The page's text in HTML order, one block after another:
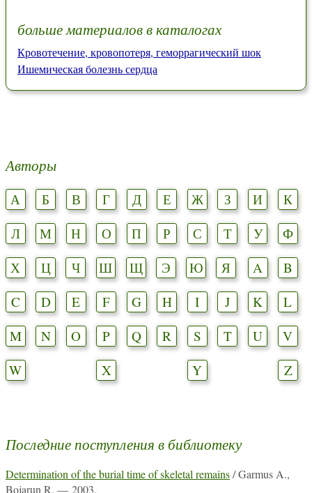
больше материалов в каталогах
Кровотечение, кровопотеря, геморрагический шок
Ишемическая болезнь сердца
Авторы
А Б В Г Д Е Ж З И
К
Л
М Н О П Р С Т У
Ф
Х
Ц Ч Ш Щ Э Ю Я A
B
C
D E F G H I J K
L
M
N O P Q R S T U
V
W
X Y Z
Последние поступления в библиотеку
Determination of the burial time of skeletal remains/ Garmus A.,
Bojarun R. — 2003.